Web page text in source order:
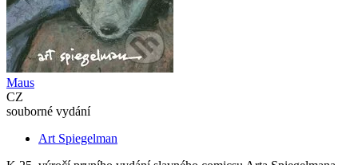
Maus
CZ
souborné vydání
Art Spiegelman